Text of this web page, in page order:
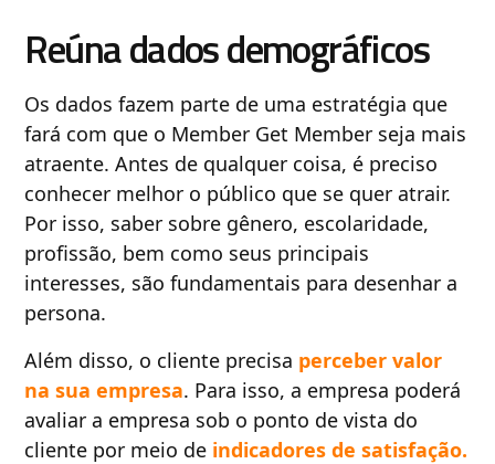
Reúna dados demográficos
Os dados fazem parte de uma estratégia que
fará com que o Member Get Member seja mais
atraente. Antes de qualquer coisa, é preciso
conhecer melhor o público que se quer atrair.
Por isso, saber sobre gênero, escolaridade,
profissão, bem como seus principais
interesses, são fundamentais para desenhar a
persona.
Além disso, o cliente precisa perceber valor
na sua empresa. Para isso, a empresa poderá
avaliar a empresa sob o ponto de vista do
cliente por meio de indicadores de satisfação.